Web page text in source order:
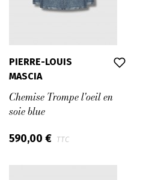
PIERRE-LOUIS
MASCIA
Chemise Trompe l'oeil en
soie blue
590,00 € TTC